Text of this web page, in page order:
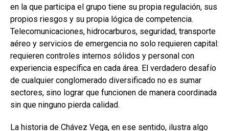
en la que participa el grupo tiene su propia regulación, sus
propios riesgos y su propia lógica de competencia.
Telecomunicaciones, hidrocarburos, seguridad, transporte
aéreo y servicios de emergencia no solo requieren capital:
requieren controles internos sólidos y personal con
experiencia específica en cada área. El verdadero desafío
de cualquier conglomerado diversificado no es sumar
sectores, sino lograr que funcionen de manera coordinada
sin que ninguno pierda calidad.
La historia de Chávez Vega, en ese sentido, ilustra algo